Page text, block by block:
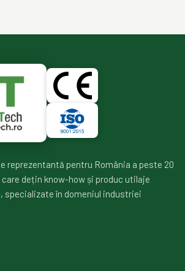
reprezentantă pentru România a peste 20
dețin know-how și produc utilaje
specializate în domeniul industriei